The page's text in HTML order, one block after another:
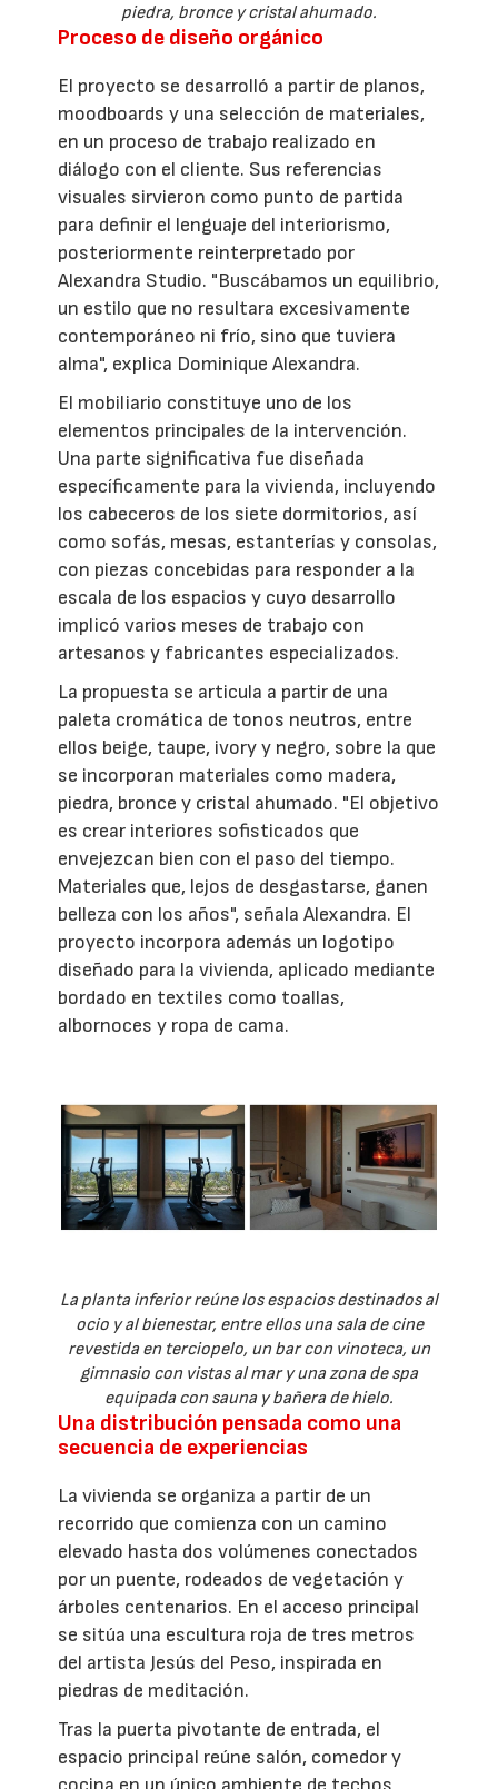
piedra, bronce y cristal ahumado.
Proceso de diseño orgánico
El proyecto se desarrolló a partir de planos,
moodboards y una selección de materiales,
en un proceso de trabajo realizado en
diálogo con el cliente. Sus referencias
visuales sirvieron como punto de partida
para definir el lenguaje del interiorismo,
posteriormente reinterpretado por
Alexandra Studio. "Buscábamos un equilibrio,
un estilo que no resultara excesivamente
contemporáneo ni frío, sino que tuviera
alma", explica Dominique Alexandra.
El mobiliario constituye uno de los
elementos principales de la intervención.
Una parte significativa fue diseñada
específicamente para la vivienda, incluyendo
los cabeceros de los siete dormitorios, así
como sofás, mesas, estanterías y consolas,
con piezas concebidas para responder a la
escala de los espacios y cuyo desarrollo
implicó varios meses de trabajo con
artesanos y fabricantes especializados.
La propuesta se articula a partir de una
paleta cromática de tonos neutros, entre
ellos beige, taupe, ivory y negro, sobre la que
se incorporan materiales como madera,
piedra, bronce y cristal ahumado. "El objetivo
es crear interiores sofisticados que
envejezcan bien con el paso del tiempo.
Materiales que, lejos de desgastarse, ganen
belleza con los años", señala Alexandra. El
proyecto incorpora además un logotipo
diseñado para la vivienda, aplicado mediante
bordado en textiles como toallas,
albornoces y ropa de cama.
La planta inferior reúne los espacios destinados al
ocio y al bienestar, entre ellos una sala de cine
revestida en terciopelo, un bar con vinoteca, un
gimnasio con vistas al mar y una zona de spa
equipada con sauna y bañera de hielo.
Una distribución pensada como una
secuencia de experiencias
La vivienda se organiza a partir de un
recorrido que comienza con un camino
elevado hasta dos volúmenes conectados
por un puente, rodeados de vegetación y
árboles centenarios. En el acceso principal
se sitúa una escultura roja de tres metros
del artista Jesús del Peso, inspirada en
piedras de meditación.
Tras la puerta pivotante de entrada, el
espacio principal reúne salón, comedor y